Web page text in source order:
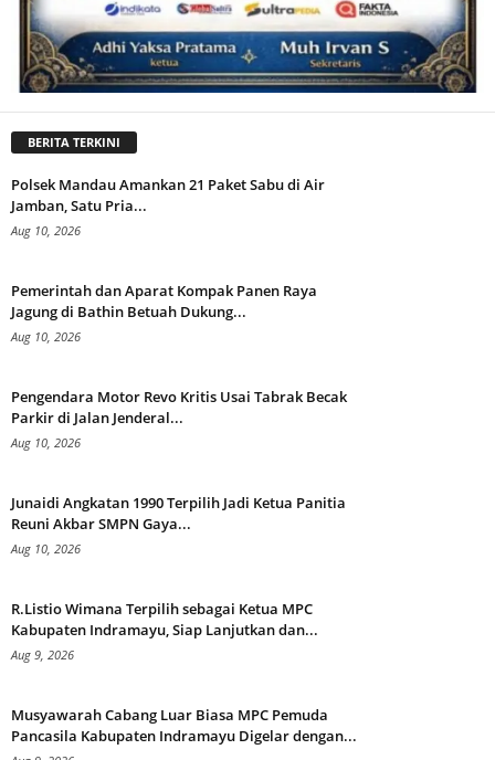
BERITA TERKINI
Polsek Mandau Amankan 21 Paket Sabu di Air
Jamban, Satu Pria...
Aug 10, 2026
Pemerintah dan Aparat Kompak Panen Raya
Jagung di Bathin Betuah Dukung...
Aug 10, 2026
Pengendara Motor Revo Kritis Usai Tabrak Becak
Parkir di Jalan Jenderal...
Aug 10, 2026
Junaidi Angkatan 1990 Terpilih Jadi Ketua Panitia
Reuni Akbar SMPN Gaya...
Aug 10, 2026
R.Listio Wimana Terpilih sebagai Ketua MPC
Kabupaten Indramayu, Siap Lanjutkan dan...
Aug 9, 2026
Musyawarah Cabang Luar Biasa MPC Pemuda
Pancasila Kabupaten Indramayu Digelar dengan...